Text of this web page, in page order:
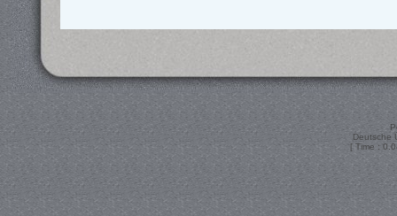
Deutsche
[ Time :